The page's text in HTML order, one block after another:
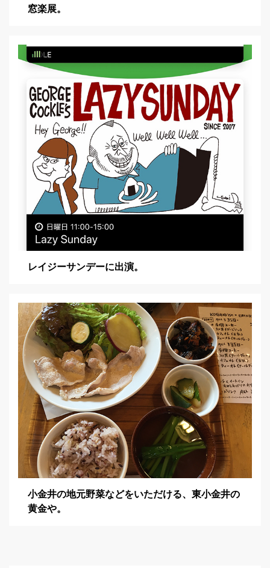
窓楽展。
レイジーサンデーに出演。
小金井の地元野菜などをいただける、東小金井の
黄金や。